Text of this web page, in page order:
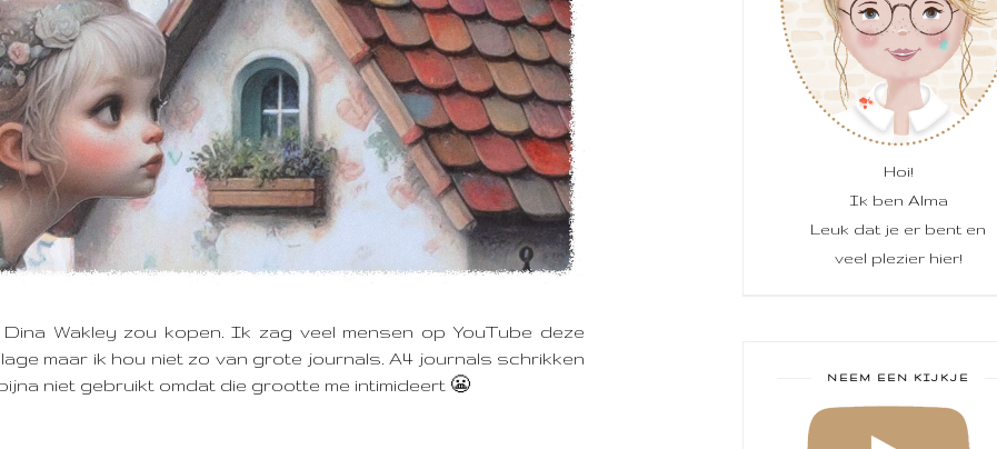
Wakley zou kopen.Ik zag veel mensen op YouTube deze
maar ik hou niet zo van grote journals. A4 journals schrikken
niet gebruikt omdat die grootte me intimideert 😬
Hoi!
Ik ben Alma
Leuk dat je er bent en
veel plezier hier!
NEEM EEN KIJKJE